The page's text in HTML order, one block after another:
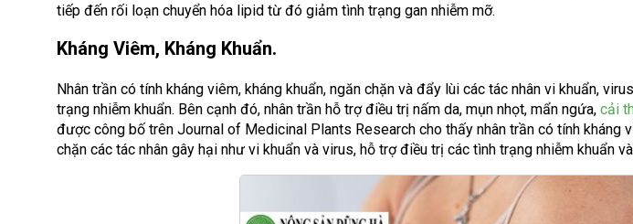
tiếp đến rối loạn chuyển hóa lipid từ đó giảm tình trạng gan nhiễm mỡ.
Kháng Viêm, Kháng Khuẩn.
Nhân trần có tính kháng viêm, kháng khuẩn, ngăn chặn và đẩy lùi các tác nhân vi khuẩn,
trạng nhiễm khuẩn. Bên cạnh đó, nhân trần hỗ trợ điều trị nấm da, mụn nhọt, mẩn ngứa, cải
được công bố trên Journal of Medicinal Plants Research cho thấy nhân trần có tính kháng
chặn các tác nhân gây hại như vi khuẩn và virus, hỗ trợ điều trị các tình trạng nhiễm khuẩn